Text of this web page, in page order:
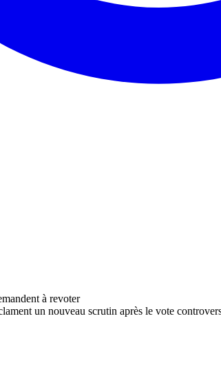
un nouveau scrutin après le vote